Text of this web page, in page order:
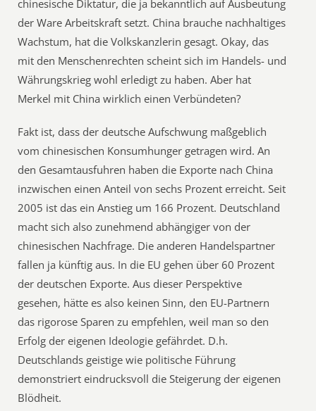
chinesische Diktatur, die ja bekanntlich auf Ausbeutung
der Ware Arbeitskraft setzt. China brauche nachhaltiges
Wachstum, hat die Volkskanzlerin gesagt. Okay, das
mit den Menschenrechten scheint sich im Handels- und
Währungskrieg wohl erledigt zu haben. Aber hat
Merkel mit China wirklich einen Verbündeten?
Fakt ist, dass der deutsche Aufschwung maßgeblich
vom chinesischen Konsumhunger getragen wird. An
den Gesamtausfuhren haben die Exporte nach China
inzwischen einen Anteil von sechs Prozent erreicht. Seit
2005 ist das ein Anstieg um 166 Prozent. Deutschland
macht sich also zunehmend abhängiger von der
chinesischen Nachfrage. Die anderen Handelspartner
fallen ja künftig aus. In die EU gehen über 60 Prozent
der deutschen Exporte. Aus dieser Perspektive
gesehen, hätte es also keinen Sinn, den EU-Partnern
das rigorose Sparen zu empfehlen, weil man so den
Erfolg der eigenen Ideologie gefährdet. D.h.
Deutschlands geistige wie politische Führung
demonstriert eindrucksvoll die Steigerung der eigenen
Blödheit.